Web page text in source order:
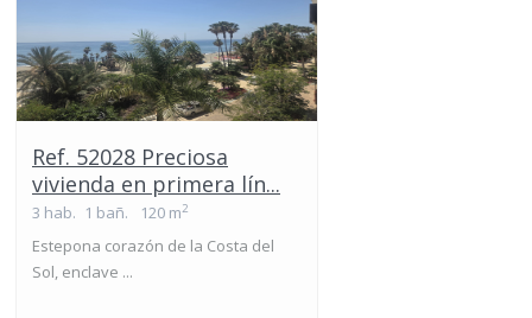
Ref. 52028 Preciosa
vivienda en primera lín...
3 hab. 1 bañ. 120 m2
Estepona corazón de la Costa del
Sol, enclave ...